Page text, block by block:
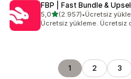
FBP | Fast Bundle &
5,05 yıldız üzerinden
(2.957)
toplam 2957 değerlendirme
•Ücretsiz
Ücretsiz yükleme. Ücretsiz
1 2 3